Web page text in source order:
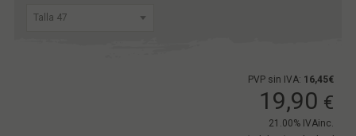
PVP sin IVA: 16,45€
19,90 €
21.00% IVAinc.